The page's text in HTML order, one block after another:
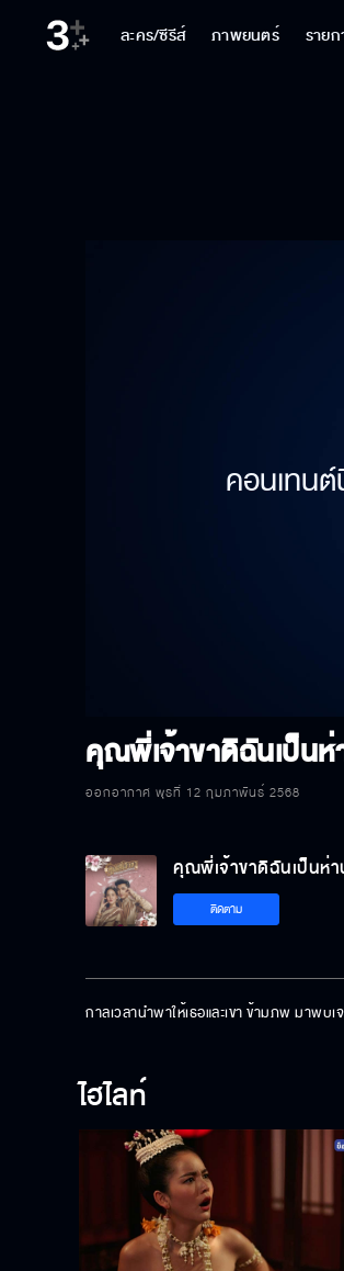
ละคร/ซีรีส์ ภาพยนตร์ รายก
คอนเทนต์
คุณพี่เจ้าขาดิฉันเป็นห่
ออกอากาศ พุธที่ 12 กุมภาพันธ์ 2568
คุณพี่เจ้าขาดิฉันเป็นห่า
ติดตาม
กาลเวลานำพาให้เธอและเขา ข้ามภพ มาพบ
ไฮไลท์